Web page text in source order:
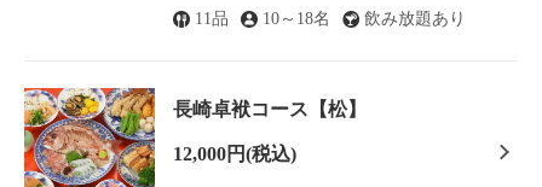
11品 10～18名 飲み放題あり
長崎卓袱コース【松】
12,000円(税込)